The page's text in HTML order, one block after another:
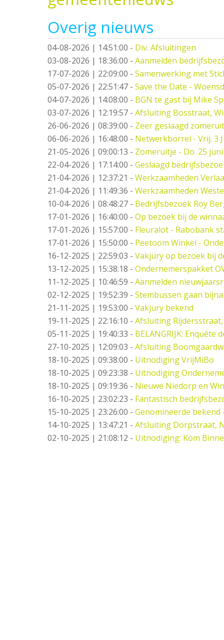
Overig nieuws
04-08-2026 | 14:51:00 - Div. Afsluitingen
03-08-2026 | 18:36:00 - Aanmelden
17-07-2026 | 22:09:00 - Samenwerking met
05-07-2026 | 22:51:47 - Save the Date -
04-07-2026 | 14:08:00 - BGN te gast bij Mike
03-07-2026 | 12:19:57 - Afsluiting Bosstraat,
26-06-2026 | 08:39:00 - Zeer geslaagd
06-06-2026 | 16:48:00 - Netwerkborrel - Vrij. 3
21-05-2026 | 09:00:13 - Zomeruitje - Do. 25 juni
22-04-2026 | 17:14:00 - Geslaagd
21-04-2026 | 12:37:21 - Werkzaamheden
21-04-2026 | 11:49:36 - Werkzaamheden
10-04-2026 | 08:48:27 - Bedrijfsbezoek Roy
17-01-2026 | 16:40:00 - Op bezoek bij de
17-01-2026 | 15:57:00 - Fleuralot - Rabobank
17-01-2026 | 15:50:00 - Peetoom Winkel -
16-12-2025 | 22:59:03 - Vakjury op bezoek bij
13-12-2025 | 15:38:18 - Ondernemerspakket
11-12-2025 | 10:46:59 - Aanmelden
02-12-2025 | 19:52:39 - Stembussen gaan
21-11-2025 | 19:53:00 - Vakjury bekend
19-11-2025 | 22:16:10 - Afsluiting
05-11-2025 | 19:40:33 - BELANGRIJK:
27-10-2025 | 12:09:03 - Afsluiting
18-10-2025 | 09:38:00 - Uitnodiging VrijMiBo
18-10-2025 | 09:23:38 - Uitnodiging
18-10-2025 | 09:19:36 - Nieuwe Niedorp en
16-10-2025 | 23:02:23 - Fantastisch
15-10-2025 | 23:26:00 - Genomineerde bekend
14-10-2025 | 13:47:21 - Afsluiting Dorpstraat,
02-10-2025 | 21:08:12 - Uitnodiging: Kom